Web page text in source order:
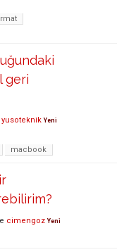
geri
yusoteknik Yeni
macbook
cimengoz Yeni